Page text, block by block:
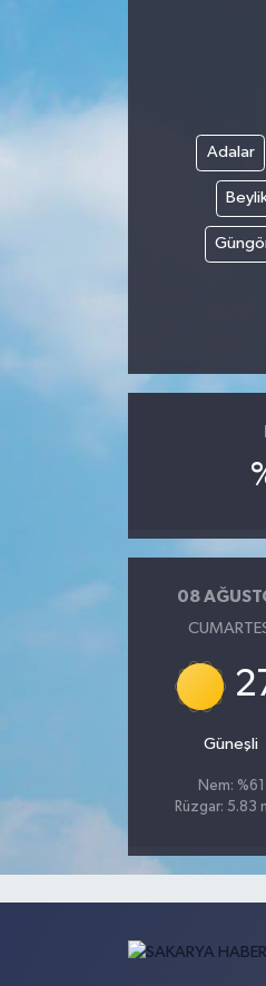
Adalar
08
Güneşli
Nem: %61
Rüzgar: 5.83